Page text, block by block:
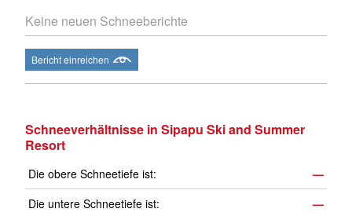
Keine neuen Schneeberichte
Bericht einreichen
Schneeverhältnisse in Sipapu Ski and Summer
Resort
Die obere Schneetiefe ist:
—
Die untere Schneetiefe ist:
—